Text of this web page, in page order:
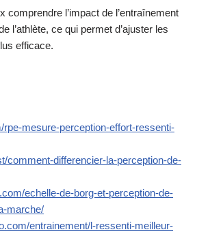
comprendre l’impact de l’entraînement
l’athlète, ce qui permet d’ajuster les
efficace.
rpe-mesure-perception-effort-ressenti-
comment-differencier-la-perception-de-
echelle-de-borg-et-perception-de-
marche/
entrainement/l-ressenti-meilleur-